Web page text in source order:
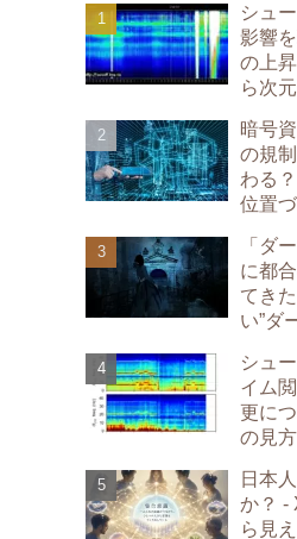
シュ
影響
の上
ら次
暗号
の規
わる
位置
「ダ
に都
てき
い”ダ
シュ
イム
更に
の見
日本
か？ -
ら見